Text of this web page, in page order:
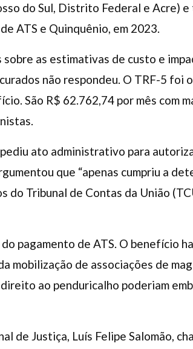
do Sul, Distrito Federal e Acre)
ATS e Quinquênio, em 2023.
as estimativas de custo e
não respondeu. O TRF-5 foi
São R$ 62.762,74 por mês com
ato administrativo para
que “apenas cumpriu a
do Tribunal de Contas da União
pagamento de ATS. O benefício
mobilização de associações de
ao penduricalho poderiam
de Justiça, Luís Felipe Salomão,